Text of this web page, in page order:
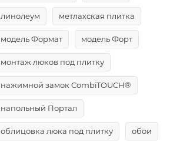
линолеум метлахская плитка
модель Формат модель Форт
монтаж люков под плитку
нажимной замок CombiTOUCH®
напольный Портал
облицовка люка под плитку обои